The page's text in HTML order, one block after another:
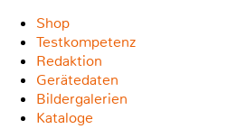
Shop
Testkompetenz
Redaktion
Gerätedaten
Bildergalerien
Kataloge